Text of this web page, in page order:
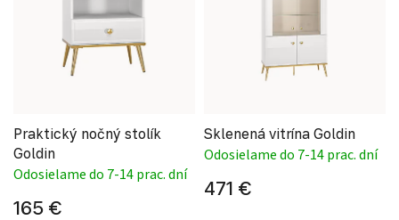
Praktický nočný stolík
Goldin
Odosielame do 7-14 prac. dní
165 €
Sklenená vitrína Goldin
Odosielame do 7-14 prac. dní
471 €